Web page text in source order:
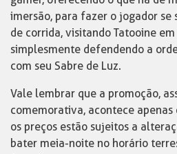
imersão, para fazer o jogador
de corrida, visitando Tatooine
simplesmente defendendo a
com seu Sabre de Luz.
Vale lembrar que a promoção,
comemorativa, acontece
os preços estão sujeitos a
bater meia-noite no horário